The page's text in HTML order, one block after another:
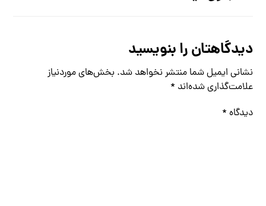
دیدگاهتان را بنویسید
نشانی ایمیل شما منتشر نخواهد شد. بخش‌های موردنیاز
علامت‌گذاری شده‌اند *
دیدگاه *